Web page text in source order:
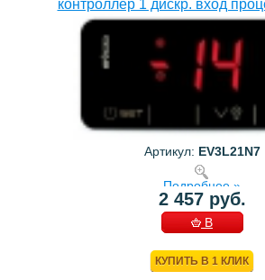
контроллер 1 дискр. вход
Артикул: EV3L21N7
Подробнее »
2 457 руб.
В
КУПИТЬ В 1 КЛИК